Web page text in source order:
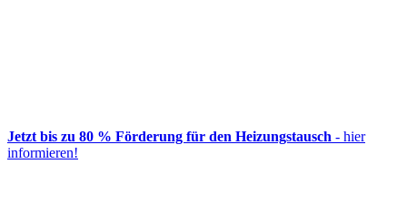
Jetzt bis zu 80 % Förderung für den Heizungstausch - hier
informieren!